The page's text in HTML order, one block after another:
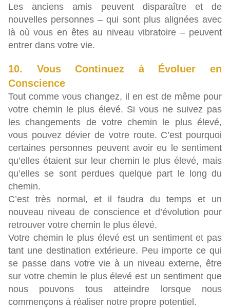
Les anciens amis peuvent disparaître et de
nouvelles personnes – qui sont plus alignées avec
là où vous en êtes au niveau vibratoire – peuvent
entrer dans votre vie.
10. Vous Continuez à Évoluer en
Conscience
Tout comme vous changez, il en est de même pour
votre chemin le plus élevé. Si vous ne suivez pas
les changements de votre chemin le plus élevé,
vous pouvez dévier de votre route. C’est pourquoi
certaines personnes peuvent avoir eu le sentiment
qu’elles étaient sur leur chemin le plus élevé, mais
qu’elles se sont perdues quelque part le long du
chemin.
C’est très normal, et il faudra du temps et un
nouveau niveau de conscience et d’évolution pour
retrouver votre chemin le plus élevé.
Votre chemin le plus élevé est un sentiment et pas
tant une destination extérieure. Peu importe ce qui
se passe dans votre vie à un niveau externe, être
sur votre chemin le plus élevé est un sentiment que
nous pouvons tous atteindre lorsque nous
commençons à réaliser notre propre potentiel.